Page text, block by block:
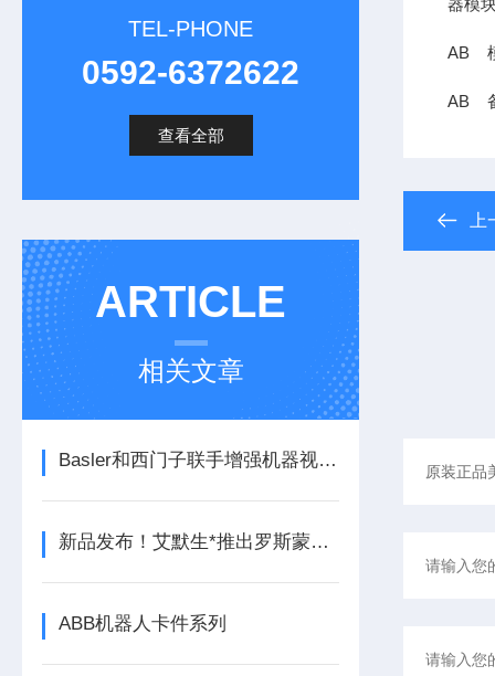
TEL-PHONE
0592-6372622
查看全部
ARTICLE
相关文章
Basler和西门子联手增强机器视觉和工厂自动化能力西门子
新品发布！艾默生*推出罗斯蒙特925FGD固定式气体检测器
ABB机器人卡件系列
器模
AB
AB